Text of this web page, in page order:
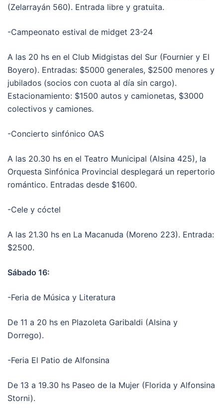
(Zelarrayán 560). Entrada libre y gratuita.
-Campeonato estival de midget 23-24
A las 20 hs en el Club Midgistas del Sur (Fournier y El
Boyero). Entradas: $5000 generales, $2500 menores y
jubilados (socios con cuota al día sin cargo).
Estacionamiento: $1500 autos y camionetas, $3000
colectivos y camiones.
-Concierto sinfónico OAS
A las 20.30 hs en el Teatro Municipal (Alsina 425), la
Orquesta Sinfónica Provincial desplegará un repertorio
romántico. Entradas desde $1600.
-Cele y cóctel
A las 21.30 hs en La Macanuda (Moreno 223). Entrada:
$2500.
Sábado 16:
-Feria de Música y Literatura
De 11 a 20 hs en Plazoleta Garibaldi (Alsina y
Dorrego).
-Feria El Patio de Alfonsina
De 13 a 19.30 hs Paseo de la Mujer (Florida y Alfonsina
Storni).